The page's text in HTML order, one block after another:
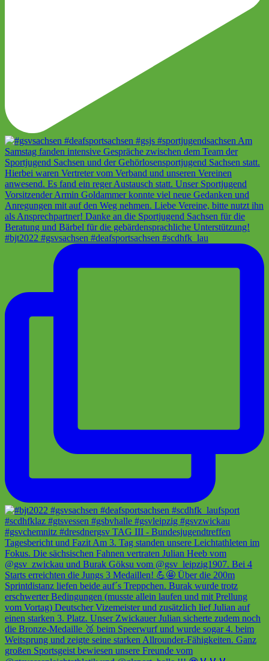
#bjt2022 #gsvsachsen #deafsportsachsen #scdhfk_lau